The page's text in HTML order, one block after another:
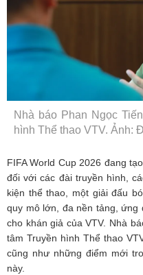
Nhà báo Phan Ngọc
hình Thể thao VTV. Ảnh:
FIFA World Cup 2026 đang
đối với các đài truyền hình,
kiện thể thao, một giải đấu
quy mô lớn, đa nền tảng, ứng
cho khán giả của VTV. Nhà
tâm Truyền hình Thể thao
cũng như những điểm mới
này.